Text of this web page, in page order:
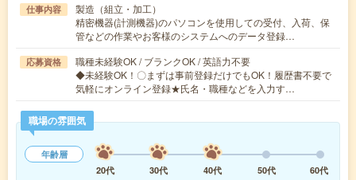
仕事内容
製造（組立・加工）
精密機器(計測機器)のパソコンを使用しての受付、入荷、保
管などの作業やお客様のシステムへのデータ登録…
応募資格
職種未経験OK / ブランクOK / 英語力不要
◆未経験OK！〇まずは事前登録だけでもOK！履歴書不要で
気軽にオンライン登録★氏名・職種などを入力す…
職場の雰囲気
年齢層
20代
30代 40代 50代 60代